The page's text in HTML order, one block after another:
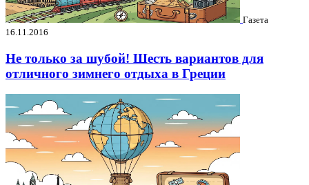
Газета
16.11.2016
Не только за шубой! Шесть вариантов для
отличного зимнего отдыха в Греции